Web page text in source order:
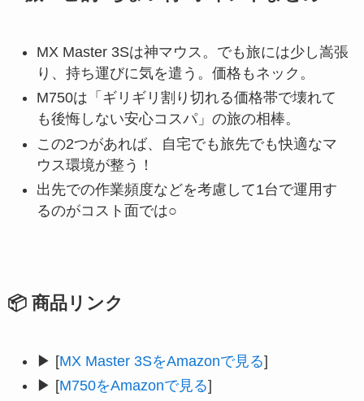
MX Master 3Sは神マウス。でも旅には少し嵩張
り、持ち運びに気を遣う。価格もネック。
M750は「ギリギリ割り切れる価格帯で壊れて
も後悔しない安心コスパ」の旅の相棒。
この2つがあれば、自宅でも旅先でも快適なマ
ウス環境が整う！
出先での作業頻度などを考慮して1台で運用す
るのがコスト面では○
📦 商品リンク
▶ [MX Master 3SをAmazonで見る]
▶ [M750をAmazonで見る]